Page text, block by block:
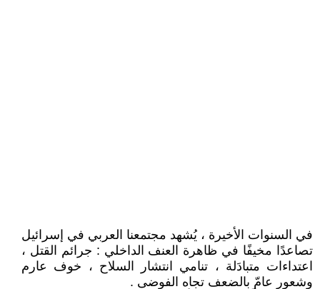
في السنوات الأخيرة ، يُشهد مجتمعنا العربي في إسرائيل
تصاعدًا مخيفًا في ظاهرة العنف الداخلي : جرائم القتل ،
اعتداءات متبادَلة ، تنامي انتشار السلاح ، خوف عارم
وشعور عامّ بالضعف تجاه الفوضى .